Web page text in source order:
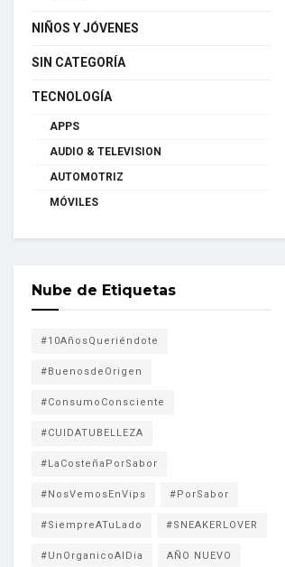
NIÑOS Y JÓVENES
SIN CATEGORÍA
TECNOLOGÍA
APPS
AUDIO & TELEVISION
AUTOMOTRIZ
MÓVILES
Nube de Etiquetas
#10AñosQueriéndote
#BuenosdeOrigen
#ConsumoConsciente
#CUIDATUBELLEZA
#LaCosteñaPorSabor
#NosVemosEnVips #PorSabor
#SiempreATuLado #SNEAKERLOVER
#UnOrganicoAlDia AÑO NUEVO